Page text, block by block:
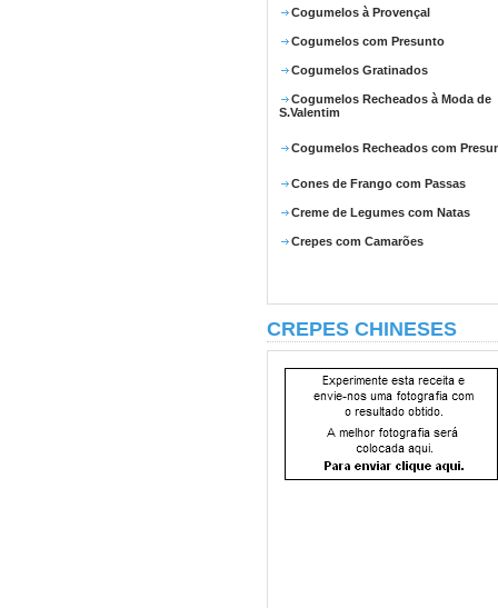
Cogumelos à Provençal
Cogumelos com Presunto
Cogumelos Gratinados
Cogumelos Recheados à Moda de
S.Valentim
Cogumelos Recheados com
Cones de Frango com Passas
Creme de Legumes com Natas
Crepes com Camarões
CREPES CHINESES